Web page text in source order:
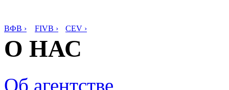
ВФВ › FIVB › CEV ›
О НАС
Об агентстве